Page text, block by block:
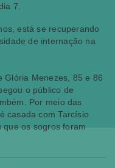
7.
está se recuperando
de internação na
Glória Menezes, 85 e 86
o público de
Por meio das
casada com Tarcísio
que os sogros foram